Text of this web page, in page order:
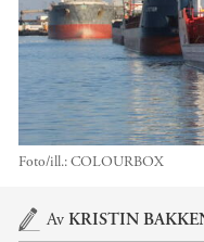
Foto/ill.:COLOURBOX
Hovedinnhold
AvKRISTIN